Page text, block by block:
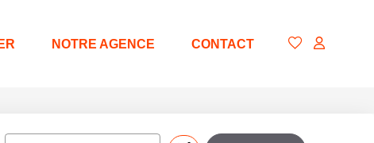
NOTRE AGENCE CONTACT